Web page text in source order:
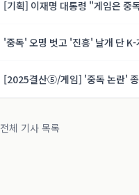
[기획] 이재명 대통령 "게임은
'중독' 오명 벗고 '진흥' 날개 단
[2025결산⑤/게임] '중독 논란' 종
전체 기사 목록